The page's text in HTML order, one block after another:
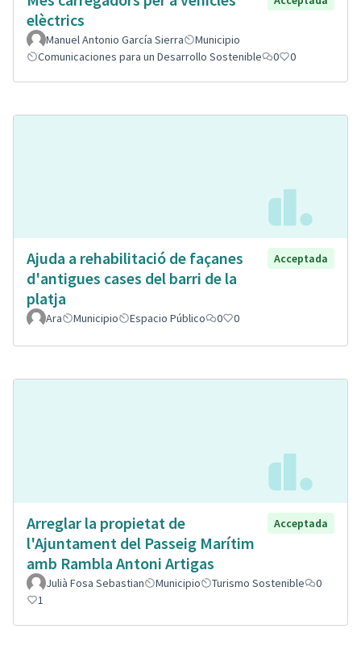
elèctrics
Manuel Antonio García Sierra
Municipio
Comunicaciones para un Desarrollo Sostenible
0 0
Ajuda a rehabilitació de façanes
d'antigues cases del barri de la
platja
Acceptada
Ara Municipio Espacio Público 0 0
Arreglar la propietat de
l'Ajuntament del Passeig Marítim
amb Rambla Antoni Artigas
Acceptada
Julià Fosa Sebastian Municipio Turismo Sostenible
0
1